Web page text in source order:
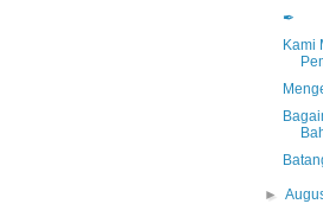
✒
Kami
►